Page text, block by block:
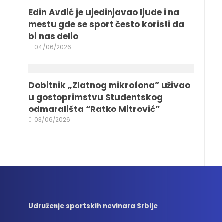
Edin Avdić je ujedinjavao ljude i na
mestu gde se sport često koristi da
bi nas delio
04/06/2026
Dobitnik „Zlatnog mikrofona” uživao
u gostoprimstvu Studentskog
odmarališta “Ratko Mitrović”
03/06/2026
Udruženje sportskih novinara Srbije